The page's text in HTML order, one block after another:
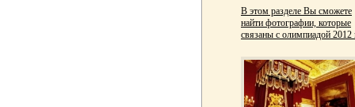
В этом разделе Вы сможете
найти фотографии, которые
связаны с олимпиадой 2012